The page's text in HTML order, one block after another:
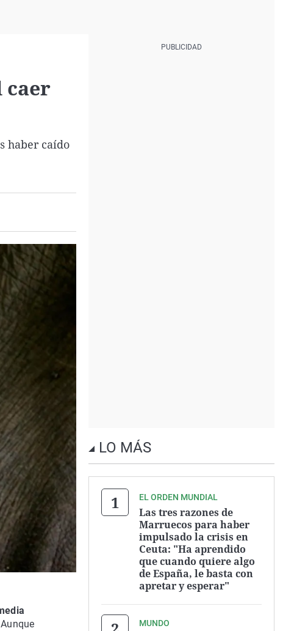
caer
haber caído
LO MÁS
EL ORDEN MUNDIAL
Las tres razones de
Marruecos para haber
impulsado la crisis en
Ceuta: "Ha aprendido
que cuando quiere algo
de España, le basta con
apretar y esperar"
MUNDO